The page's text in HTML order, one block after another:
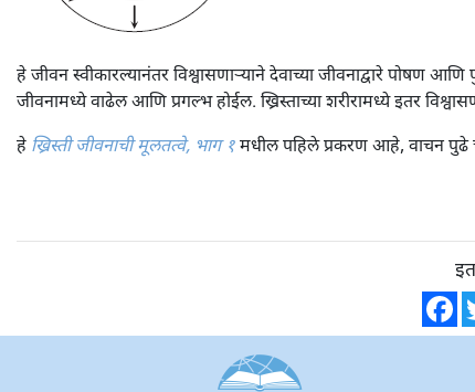
हे जीवन स्वीकारल्यानंतर विश्वासणाऱ्याने देवाच्या जीवनाद्वारे पोषण
जीवनामध्ये वाढेल आणि प्रगल्भ होईल. ख्रिस्ताच्या शरीरामध्ये इतर
हे ख्रिस्ती जीवनाची मूलतत्वे, भाग १मधील पहिले प्रकरण आहे, वाचन पुढे